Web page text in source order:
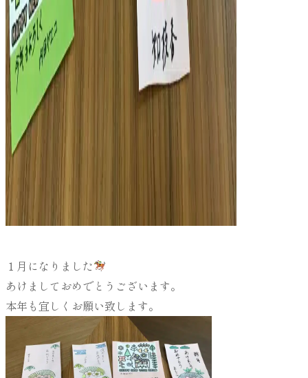
１月になりました
あけましておめでとうございます。
本年も宜しくお願い致します。